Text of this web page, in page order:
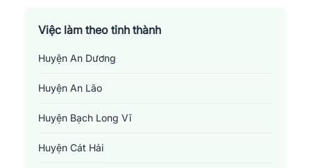
cao từ những nhà đầu tư. Làm việc tại Hải Phòng không chỉ mang
còn tận hưởng cuộc sống ở một thành phố đầy năng động và
phát triển.
Việc làm theo tỉnh thành
Huyện An Dương
Huyện An Lão
Huyện Bạch Long Vĩ
Huyện Cát Hải